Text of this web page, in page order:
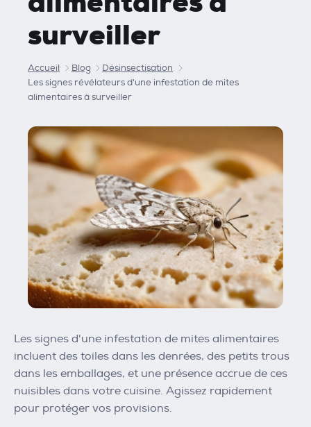
surveiller
Accueil Blog
Désinsectisation
Les signes révélateurs d'une infestation de mites
alimentaires à surveiller
Les signes d'une infestation de mites alimentaires
incluent des toiles dans les denrées, des petits trous
dans les emballages, et une présence accrue de ces
nuisibles dans votre cuisine. Agissez rapidement
pour protéger vos provisions.